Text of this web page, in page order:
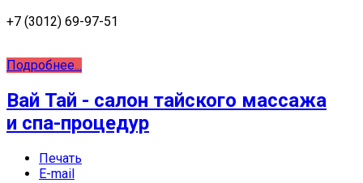
+7 (3012) 69-97-51
Подробнее...
Вай Тай - салон тайского массажа
и спа-процедур
Печать
E-mail